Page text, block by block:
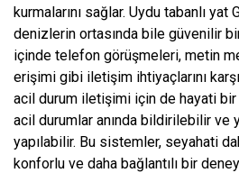
kurmalarını sağlar. Uydu tabanlı
denizlerin ortasında bile güvenilir
içinde telefon görüşmeleri, metin
erişimi gibi iletişim ihtiyaçlarını
acil durum iletişimi için de hayati
acil durumlar anında bildirilebilir ve
yapılabilir. Bu sistemler, seyahati
konforlu ve daha bağlantılı bir